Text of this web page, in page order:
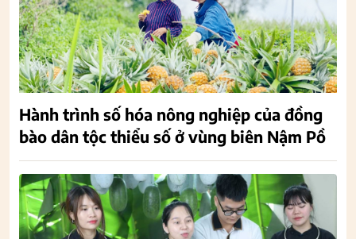
Hành trình số hóa nông nghiệp của đồng
bào dân tộc thiểu số ở vùng biên Nậm Pồ